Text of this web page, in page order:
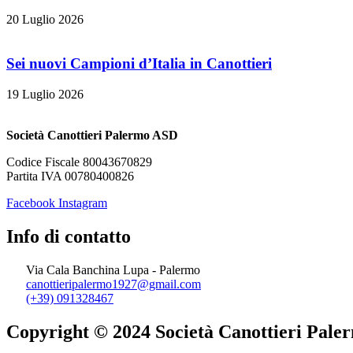
20 Luglio 2026
Sei nuovi Campioni d’Italia in Canottieri
19 Luglio 2026
Società Canottieri Palermo ASD
Codice Fiscale 80043670829
Partita IVA 00780400826
Facebook Instagram
Info di contatto
Via Cala Banchina Lupa - Palermo
canottieripalermo1927@gmail.com
(+39) 091328467
Copyright © 2024 Società Canottieri